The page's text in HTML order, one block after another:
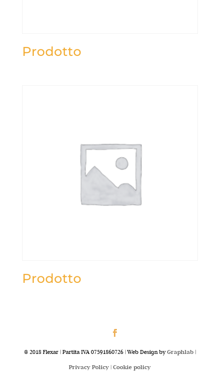
Prodotto
Prodotto
@ 2018 Flexar | Partita IVA 07591860726 | Web Design byGraphlab|
Privacy Policy |Cookie policy